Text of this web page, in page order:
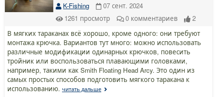
K-Fishing
07 сент. 2024
1261 просмотр 0 комментариев
2
В мягких тараканах всё хорошо, кроме одного: они требуют
монтажа крючка. Вариантов тут много: можно использовать
различные модификации одинарных крючков, повесить
тройник или воспользоваться плавающими головками,
например, такими как Smith Floating Head Arcy. Это один из
самых простых способов подготовить мягкого таракана к
использованию. читать дальше